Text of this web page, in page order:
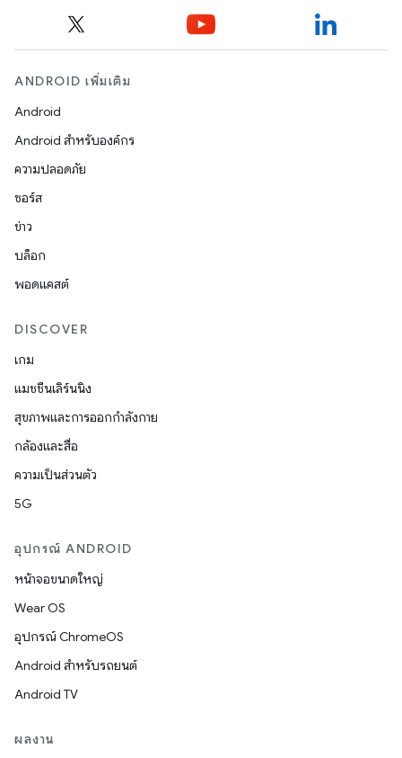
ANDROID เพิ่มเติม
Android
Android สำหรับองค์กร
ความปลอดภัย
ซอร์ส
ข่าว
บล็อก
พอดแคสต์
DISCOVER
เกม
แมชชีนเลิร์นนิง
สุขภาพและการออกกำลังกาย
กล้องและสื่อ
ความเป็นส่วนตัว
5G
อุปกรณ์ ANDROID
หน้าจอขนาดใหญ่
Wear OS
อุปกรณ์ ChromeOS
Android สำหรับรถยนต์
Android TV
ผลงาน